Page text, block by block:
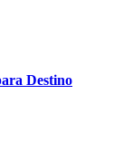
Destino